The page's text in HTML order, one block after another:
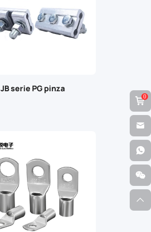
JB serie PG pinza
0